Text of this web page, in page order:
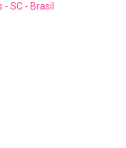
- SC - Brasil